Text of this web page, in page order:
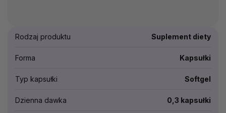
Rodzaj produktu Suplement diety
Forma Kapsułki
Typ kapsułki Softgel
Dzienna dawka 0,3 kapsułki